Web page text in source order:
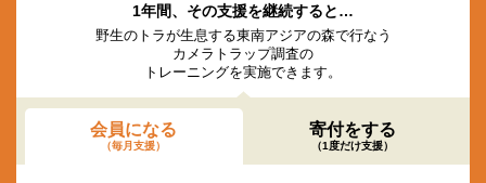
1年間、その支援を継続すると…
野生のトラが生息する東南アジアの森で行なう
カメラトラップ調査の
トレーニングを実施できます。
会員になる
（毎月支援）
寄付をする
（1度だけ支援）